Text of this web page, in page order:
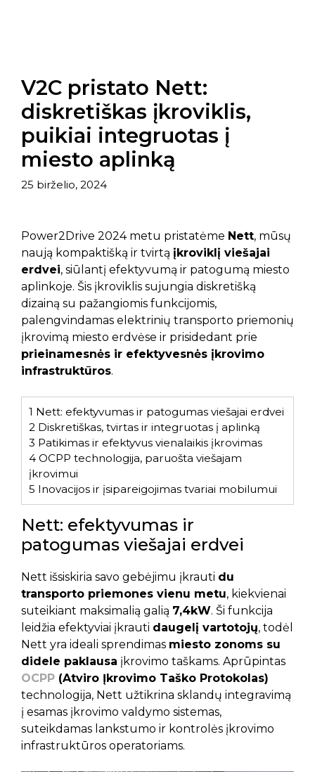
V2C pristato Nett:
diskretiškas įkroviklis,
puikiai integruotas į
miesto aplinką
25 birželio, 2024
Power2Drive 2024 metu pristatėme Nett, mūsų
naują kompaktišką ir tvirtą įkroviklį viešajai
erdvei, siūlantį efektyvumą ir patogumą miesto
aplinkoje. Šis įkroviklis sujungia diskretišką
dizainą su pažangiomis funkcijomis,
palengvindamas elektrinių transporto priemonių
įkrovimą miesto erdvėse ir prisidedant prie
prieinamesnės ir efektyvesnės įkrovimo
infrastruktūros.
1 Nett: efektyvumas ir patogumas viešajai erdvei
2 Diskretiškas, tvirtas ir integruotas į aplinką
3 Patikimas ir efektyvus vienalaikis įkrovimas
4 OCPP technologija, paruošta viešajam
įkrovimui
5 Inovacijos ir įsipareigojimas tvariai mobilumui
Nett: efektyvumas ir
patogumas viešajai erdvei
Nett išsiskiria savo gebėjimu įkrauti du
transporto priemones vienu metu, kiekvienai
suteikiant maksimalią galią 7,4kW. Ši funkcija
leidžia efektyviai įkrauti daugelį vartotojų, todėl
Nett yra ideali sprendimas miesto zonoms su
didele paklausa įkrovimo taškams. Aprūpintas
OCPP (Atviro Įkrovimo Taško Protokolas)
technologija, Nett užtikrina sklandų integravimą
į esamas įkrovimo valdymo sistemas,
suteikdamas lankstumo ir kontrolės įkrovimo
infrastruktūros operatoriams.